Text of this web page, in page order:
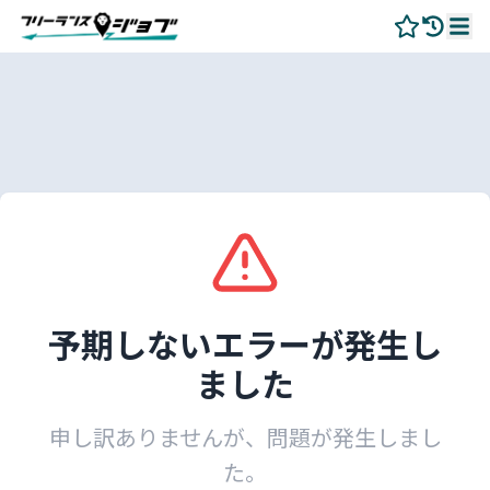
予期しないエラーが発生し
ました
申し訳ありませんが、問題が発生しまし
た。